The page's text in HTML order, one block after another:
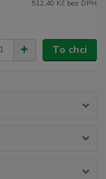
512,40 Kč bez DPH
To chci